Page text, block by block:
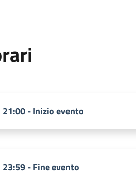
21:00 - Inizio evento
23:59 - Fine evento